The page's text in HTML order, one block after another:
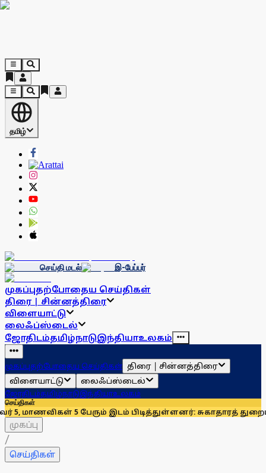
தமிழ்
செய்தி மடல் இ-பேப்பர்
முகப்புதற்போதைய செய்திகள்
திரை | சின்னத்திரை
விளையாட்டு
லைஃப்ஸ்டைல்
ஜோதிடம்தமிழ்நாடுஇந்தியாஉலகம்
முகப்புதற்போதைய செய்திகள் திரை | சின்னத்திரை
விளையாட்டு
லைஃப்ஸ்டைல்
ஜோதிடம்தமிழ்நாடுஇந்தியாஉலகம்
செய்திகள்
பேரும் இடம் பிடித்துள்ளனர்: சுகாதாரத் துறைமருத்துவப்
முகப்பு
/
செய்திகள்